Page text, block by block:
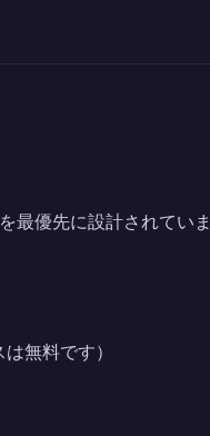
最優先に設計されてい
無料です）